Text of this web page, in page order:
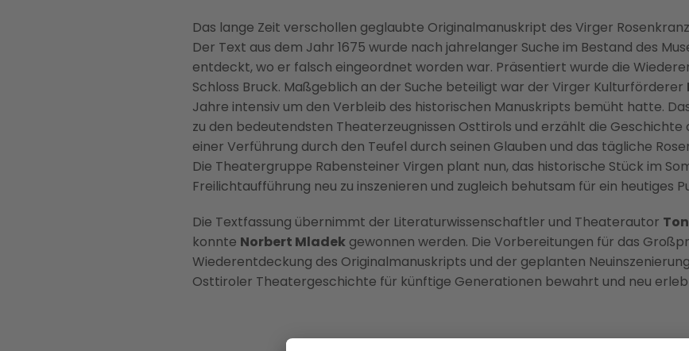
Das lange Zeit verschollen geglaubte Originalmanuskript des Virger
Der Text aus dem Jahr 1675 wurde nach jahrelanger Suche im Bestand des
entdeckt, wo er falsch eingeordnet worden war. Präsentiert wurde die
Schloss Bruck. Maßgeblich an der Suche beteiligt war der Virger Kulturförderer
Jahre intensiv um den Verbleib des historischen Manuskripts bemüht hatte.
zu den bedeutendsten Theaterzeugnissen Osttirols und erzählt die Geschichte
einer Verführung durch den Teufel durch seinen Glauben und das tägliche
Die Theatergruppe Rabensteiner Virgen plant nun, das historische Stück im
Freilichtaufführung neu zu inszenieren und zugleich behutsam für ein heutiges
Die Textfassung übernimmt der Literaturwissenschaftler und Theaterautor
konnte Norbert Mladek gewonnen werden. Die Vorbereitungen für das
Wiederentdeckung des Originalmanuskripts und der geplanten
Osttiroler Theatergeschichte für künftige Generationen bewahrt und neu